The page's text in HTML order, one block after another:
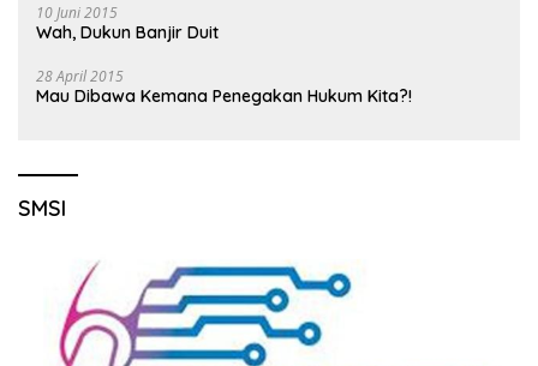
10 Juni 2015
Wah, Dukun Banjir Duit
28 April 2015
Mau Dibawa Kemana Penegakan Hukum Kita?!
SMSI